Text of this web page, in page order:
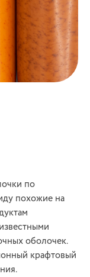
по
похожие на
оболочек.
крафтовый